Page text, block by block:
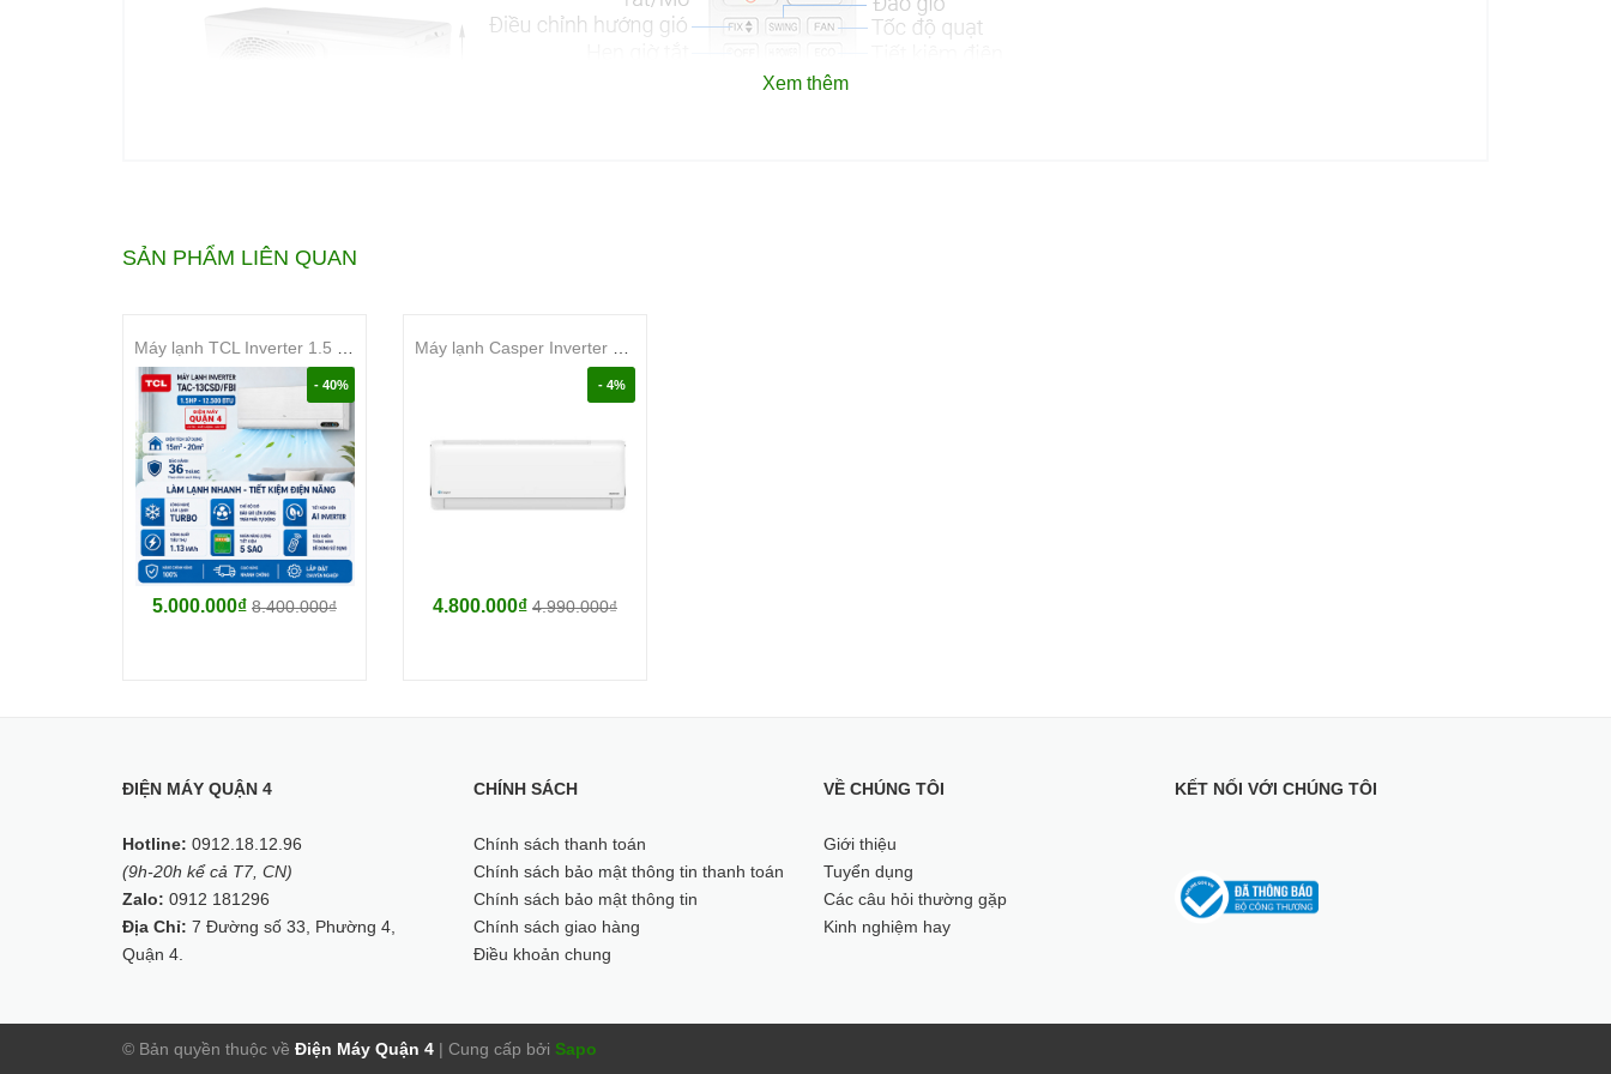
Loại máy:
Máy lạnh 1 chiều (chỉ làm lạnh)
Inverter:
Máy lạnh không Inverter
Công suất làm lạnh:
2 HP - 18.000 BTU
Sản xuất tại:
2 năm
Xem thêm
SẢN PHẨM LIÊN QUAN
- 40%
5.000.000₫ 8.400.000₫
- 4%
4.800.000₫ 4.990.000₫
ĐIỆN MÁY QUẬN 4
Hotline: 0912.18.12.96
(9h-20h kể cả T7, CN)
Zalo: 0912 181296
Địa Chỉ: 7 Đường số 33, Phường 4,
Quận 4.
CHÍNH SÁCH
Chính sách thanh toán
Chính sách bảo mật thông tin thanh toán
Chính sách bảo mật thông tin
Chính sách giao hàng
Điều khoản chung
VỀ CHÚNG TÔI
Giới thiệu
Tuyển dụng
Các câu hỏi thường gặp
Kinh nghiệm hay
KẾT NỐI VỚI CHÚNG TÔI
© Bản quyền thuộc về Điện Máy Quận 4 | Cung cấp bởi Sapo